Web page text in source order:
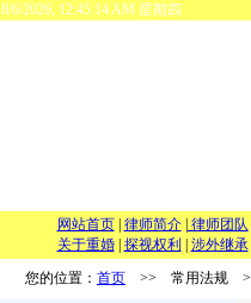
8/6/2026, 12:45:14 AM 星期四
网站首页 律师简介 律师团队
关于重婚
探视权利 涉外继承
您的位置： 首页 >> 常用法规